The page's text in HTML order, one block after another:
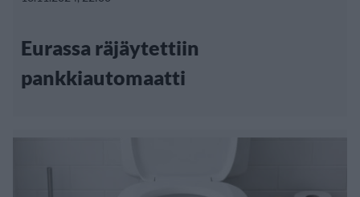
Eurassa räjäytettiin
pankkiautomaatti